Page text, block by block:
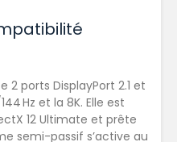
2 ports DisplayPort 2.1 et
Hz et la 8K. Elle est
12 Ultimate et prête
semi-passif s’active au